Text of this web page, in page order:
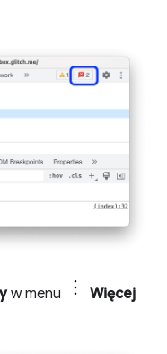
w menu
Więcej